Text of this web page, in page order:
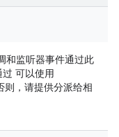
和监听器事件通过此
过 可以使用
则，请提供分派给相